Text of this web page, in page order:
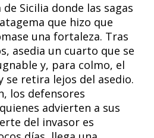
Sicilia donde las sagas
que hizo que
una fortaleza. Tras
asedia un cuarto que se
y, para colmo, el
se retira lejos del asedio.
los defensores
advierten a sus
del invasor es